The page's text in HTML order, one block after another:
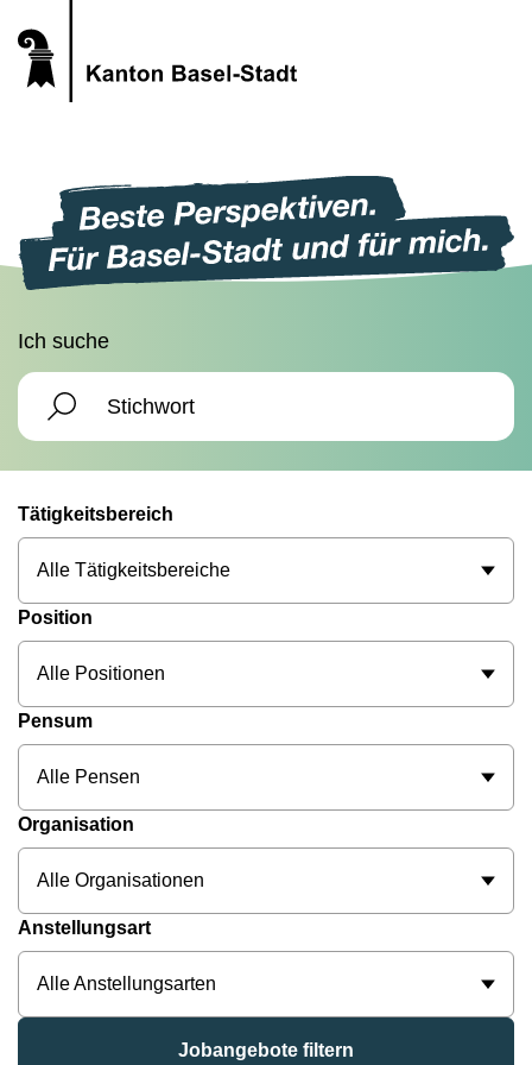
Ich suche
Tätigkeitsbereich
Alle Tätigkeitsbereiche
Position
Alle Positionen
Pensum
Alle Pensen
Organisation
Alle Organisationen
Anstellungsart
Alle Anstellungsarten
Jobangebote filtern